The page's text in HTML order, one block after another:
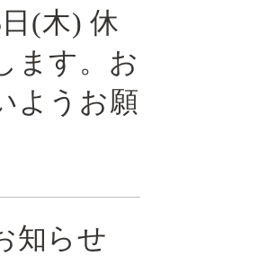
(木) 休
す。お
ようお願
知らせ